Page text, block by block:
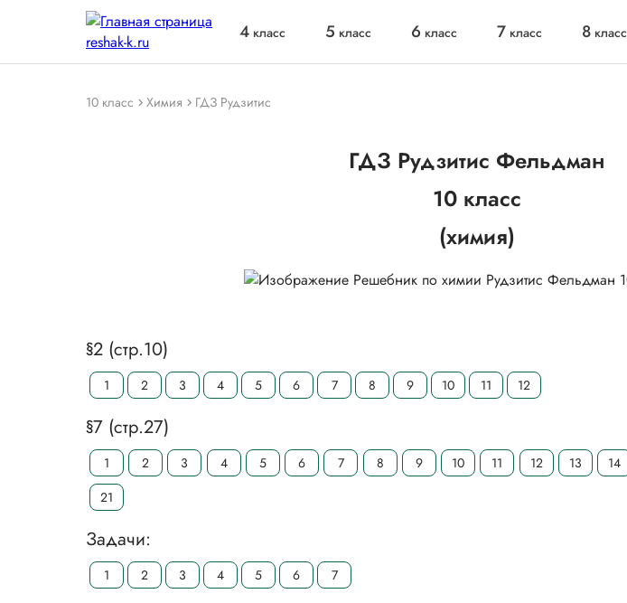
4 класс 5 класс 6 класс 7 класс 8 класс
10 класс Химия ГДЗ Рудзитис
ГДЗ Рудзитис Фельдман
10 класс
(химия)
§2 (стр.10)
1 2 3 4 5 6 7 8 9 10 11 12
§7 (стр.27)
1 2 3 4 5 6 7 8 9 10 11 12 13 14
21
Задачи:
1 2 3 4 5 6 7